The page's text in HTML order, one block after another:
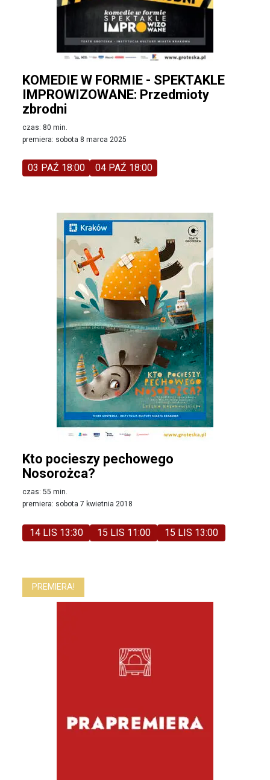
KOMEDIE W FORMIE - SPEKTAKLE
IMPROWIZOWANE: Przedmioty
zbrodni
czas: 80 min.
premiera: sobota 8 marca 2025
03 PAŹ 18:00 04 PAŹ 18:00
Kto pocieszy pechowego
Nosorożca?
czas: 55 min.
premiera: sobota 7 kwietnia 2018
14 LIS 13:30 15 LIS 11:00 15 LIS 13:00
PREMIERA!